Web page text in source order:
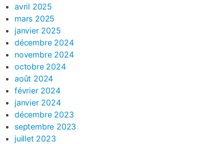
avril 2025
mars 2025
janvier 2025
décembre 2024
novembre 2024
octobre 2024
août 2024
février 2024
janvier 2024
décembre 2023
septembre 2023
juillet 2023